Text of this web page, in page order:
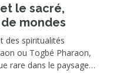
de mondes
des spiritualités
ou Togbé Pharaon,
rare dans le paysage